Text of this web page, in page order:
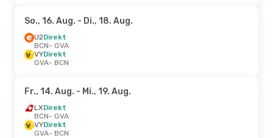
So., 16. Aug. - Di., 18. Aug.
U2Direkt
BCN- GVA
VYDirekt
GVA- BCN
Fr., 14. Aug. - Mi., 19. Aug.
LXDirekt
BCN- GVA
VYDirekt
GVA- BCN